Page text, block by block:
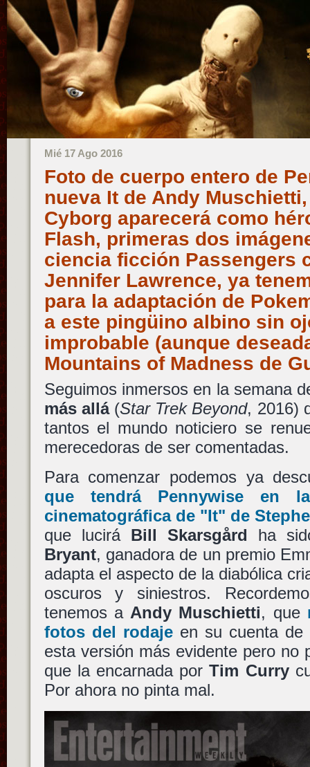
Mié 17 Ago 2016
Foto de cuerpo entero de
nueva It de Andy
Cyborg aparecerá como
Flash, primeras dos
ciencia ficción Passengers
Jennifer Lawrence, ya
para la adaptación de
a este pingüino albino sin
improbable (aunque
Mountains of Madness de
Seguimos inmersos en la semana
más allá(Star Trek Beyond, 2016)
tantos el mundo noticiero se
merecedoras de ser comentadas.
Para comenzar podemos ya
que tendrá Pennywiseen la
cinematográfica de "It" de
que lucirá Bill Skarsgård ha
Bryant, ganadora de un premio
adapta el aspecto de la diabólica
oscuros y siniestros.
tenemos a Andy Muschietti, que
fotos del rodajeen su cuenta de
esta versión más evidente pero no
que la encarnada porTim Curry
Por ahora no pinta mal.